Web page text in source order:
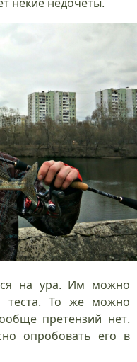
на ура. Им можно
теста. То же можно
претензий нет.
опробовать его в